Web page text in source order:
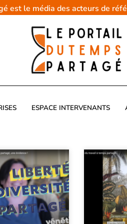
est le média des acteurs de
ESPACE INTERVENANTS